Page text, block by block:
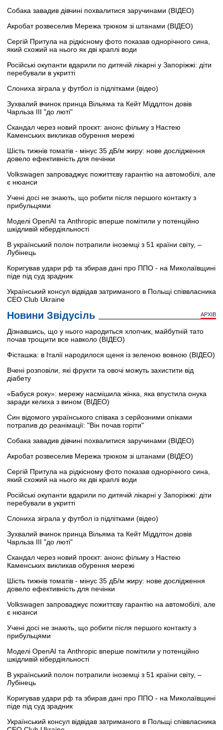
Собака завадив дівчині похвалитися заручинами (ВІДЕО)
Акробат розвеселив Мережа трюком зі штанами (ВІДЕО)
Сергій Притула на рідкісному фото показав однорічного сина,
який схожий на нього як дві краплі води
Російські окупанти вдарили по дитячій лікарні у Запоріжжі: діти
перебували в укритті
Слониха зіграла у футбол із підлітками (відео)
Зухвалий вчинок принца Вільяма та Кейт Міддлтон довів
Чарльза III "до люті"
Скандал через новий проєкт: анонс фільму з Настею
Каменських викликав обурення мережі
Шість тижнів томатів - мінус 35 дБ/м жиру: нове дослідження
довело ефективність для печінки
Volkswagen запроваджує пожиттєву гарантію на автомобілі, але
є нюанси
Учені досі не знають, що робити після першого контакту з
прибульцями
Моделі OpenAI та Anthropic вперше помітили у потенційно
шкідливій кібердіяльності
В український полон потрапили іноземці з 51 країни світу, –
Лубінець
Коригував удари рф та збирав дані про ППО - на Миколаївщині
піде під суд зрадник
Український консул відвідав затриманого в Польщі співвласника
CEO Club Ukraine
Новини Звідусіль АРХІВ
Дізнавшись, що у нього народиться хлопчик, майбутній тато
почав трощити все навколо (ВІДЕО)
Фісташка: в Італії народилося щеня із зеленою вовною (ВІДЕО)
Вчені розповіли, які фрукти та овочі можуть захистити від
діабету
«Бабуся року»: мережу насмішила жінка, яка впустила онука
заради келиха з вином (ВІДЕО)
Син відомого українського співака з серйозними опіками
потрапив до реанімації: "Він почав горіти"
Собака завадив дівчині похвалитися заручинами (ВІДЕО)
Акробат розвеселив Мережа трюком зі штанами (ВІДЕО)
Сергій Притула на рідкісному фото показав однорічного сина,
який схожий на нього як дві краплі води
Російські окупанти вдарили по дитячій лікарні у Запоріжжі: діти
перебували в укритті
Слониха зіграла у футбол із підлітками (відео)
Зухвалий вчинок принца Вільяма та Кейт Міддлтон довів
Чарльза III "до люті"
Скандал через новий проєкт: анонс фільму з Настею
Каменських викликав обурення мережі
Шість тижнів томатів - мінус 35 дБ/м жиру: нове дослідження
довело ефективність для печінки
Volkswagen запроваджує пожиттєву гарантію на автомобілі, але
є нюанси
Учені досі не знають, що робити після першого контакту з
прибульцями
Моделі OpenAI та Anthropic вперше помітили у потенційно
шкідливій кібердіяльності
В український полон потрапили іноземці з 51 країни світу, –
Лубінець
Коригував удари рф та збирав дані про ППО - на Миколаївщині
піде під суд зрадник
Український консул відвідав затриманого в Польщі співвласника